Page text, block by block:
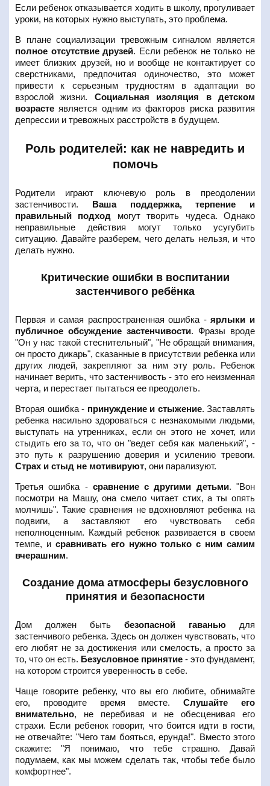
Если ребенок отказывается ходить в школу, прогуливает
уроки, на которых нужно выступать, это проблема.
В плане социализации тревожным сигналом является
полное отсутствие друзей. Если ребенок не только не
имеет близких друзей, но и вообще не контактирует со
сверстниками, предпочитая одиночество, это может
привести к серьезным трудностям в адаптации во
взрослой жизни. Социальная изоляция в детском
возрасте является одним из факторов риска развития
депрессии и тревожных расстройств в будущем.
Роль родителей: как не навредить и
помочь
Родители играют ключевую роль в преодолении
застенчивости. Ваша поддержка, терпение и
правильный подход могут творить чудеса. Однако
неправильные действия могут только усугубить
ситуацию. Давайте разберем, чего делать нельзя, и что
делать нужно.
Критические ошибки в воспитании
застенчивого ребёнка
Первая и самая распространенная ошибка -ярлыки и
публичное обсуждение застенчивости. Фразы вроде
"Он у нас такой стеснительный", "Не обращай внимания,
он просто дикарь", сказанные в присутствии ребенка или
других людей, закрепляют за ним эту роль. Ребенок
начинает верить, что застенчивость - это его неизменная
черта, и перестает пытаться ее преодолеть.
Вторая ошибка - принуждение и стыжение. Заставлять
ребенка насильно здороваться с незнакомыми людьми,
выступать на утренниках, если он этого не хочет, или
стыдить его за то, что он "ведет себя как маленький", -
это путь к разрушению доверия и усилению тревоги.
Страх и стыд не мотивируют, они парализуют.
Третья ошибка - сравнение с другими детьми. "Вон
посмотри на Машу, она смело читает стих, а ты опять
молчишь". Такие сравнения не вдохновляют ребенка на
подвиги, а заставляют его чувствовать себя
неполноценным. Каждый ребенок развивается в своем
темпе, и сравнивать его нужно только с ним самим
вчерашним.
Создание дома атмосферы безусловного
принятия и безопасности
Дом должен быть безопасной гаванью для
застенчивого ребенка. Здесь он должен чувствовать, что
его любят не за достижения или смелость, а просто за
то, что он есть. Безусловное принятие - это фундамент,
на котором строится уверенность в себе.
Чаще говорите ребенку, что вы его любите, обнимайте
его, проводите время вместе.Слушайте его
внимательно, не перебивая и не обесценивая его
страхи. Если ребенок говорит, что боится идти в гости,
не отвечайте: "Чего там бояться, ерунда!". Вместо этого
скажите: "Я понимаю, что тебе страшно. Давай
подумаем, как мы можем сделать так, чтобы тебе было
комфортнее".